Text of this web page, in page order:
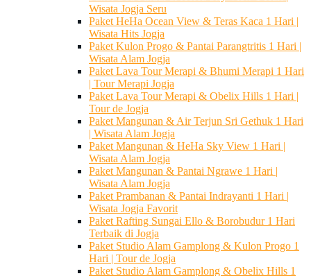
Wisata Jogja Seru
Paket HeHa Ocean View & Teras Kaca 1 Hari |
Wisata Hits Jogja
Paket Kulon Progo & Pantai Parangtritis 1 Hari |
Wisata Alam Jogja
Paket Lava Tour Merapi & Bhumi Merapi 1 Hari
| Tour Merapi Jogja
Paket Lava Tour Merapi & Obelix Hills 1 Hari |
Tour de Jogja
Paket Mangunan & Air Terjun Sri Gethuk 1 Hari
| Wisata Alam Jogja
Paket Mangunan & HeHa Sky View 1 Hari |
Wisata Alam Jogja
Paket Mangunan & Pantai Ngrawe 1 Hari |
Wisata Alam Jogja
Paket Prambanan & Pantai Indrayanti 1 Hari |
Wisata Jogja Favorit
Paket Rafting Sungai Ello & Borobudur 1 Hari
Terbaik di Jogja
Paket Studio Alam Gamplong & Kulon Progo 1
Hari | Tour de Jogja
Paket Studio Alam Gamplong & Obelix Hills 1